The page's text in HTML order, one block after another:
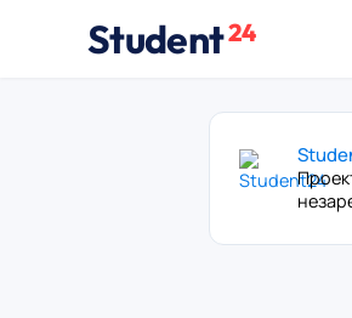
Student24